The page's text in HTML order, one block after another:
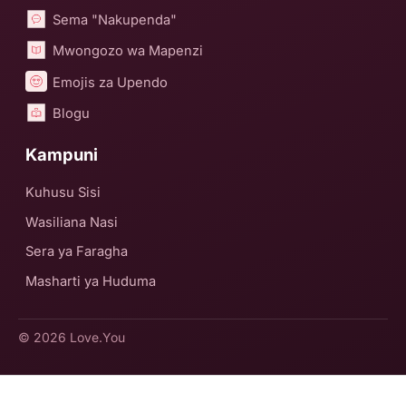
Sema "Nakupenda"
Mwongozo wa Mapenzi
Emojis za Upendo
Blogu
Kampuni
Kuhusu Sisi
Wasiliana Nasi
Sera ya Faragha
Masharti ya Huduma
© 2026 Love.You